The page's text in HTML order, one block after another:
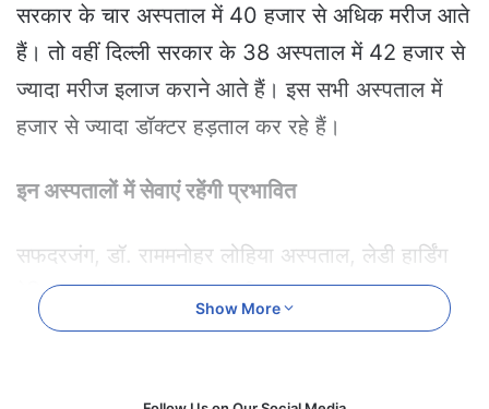
i
सरकार के चार अस्पताल में 40 हजार से अधिक मरीज आते
हैं। तो वहीं दिल्ली सरकार के 38 अस्पताल में 42 हजार से
ज्यादा मरीज इलाज कराने आते हैं। इस सभी अस्पताल में
हजार से ज्यादा डॉक्टर हड़ताल कर रहे हैं।
इन अस्पतालों में सेवाएं रहेंगी प्रभावित
सफदरजंग, डॉ. राममनोहर लोहिया अस्पताल, लेडी हार्डिंग
मेडिकल कॉलेज व अस्पताल, दीनदयाल उपाध्याय अस्पताल,
यूनिवर्सिटी कॉलेज ऑफ मेडिकल साइंसेज, गुरु तेग बहादुर
मौलाना आजाद मेडिकल कॉलेज व संबंधित अस्पताल
Show More